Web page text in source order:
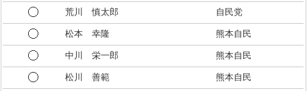
荒川 慎太郎 自民党
松本 幸隆 熊本自民
中川 栄一郎 熊本自民
松川 善範 熊本自民